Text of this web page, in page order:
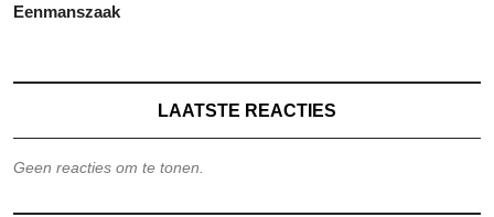
Eenmanszaak
LAATSTE REACTIES
Geen reacties om te tonen.